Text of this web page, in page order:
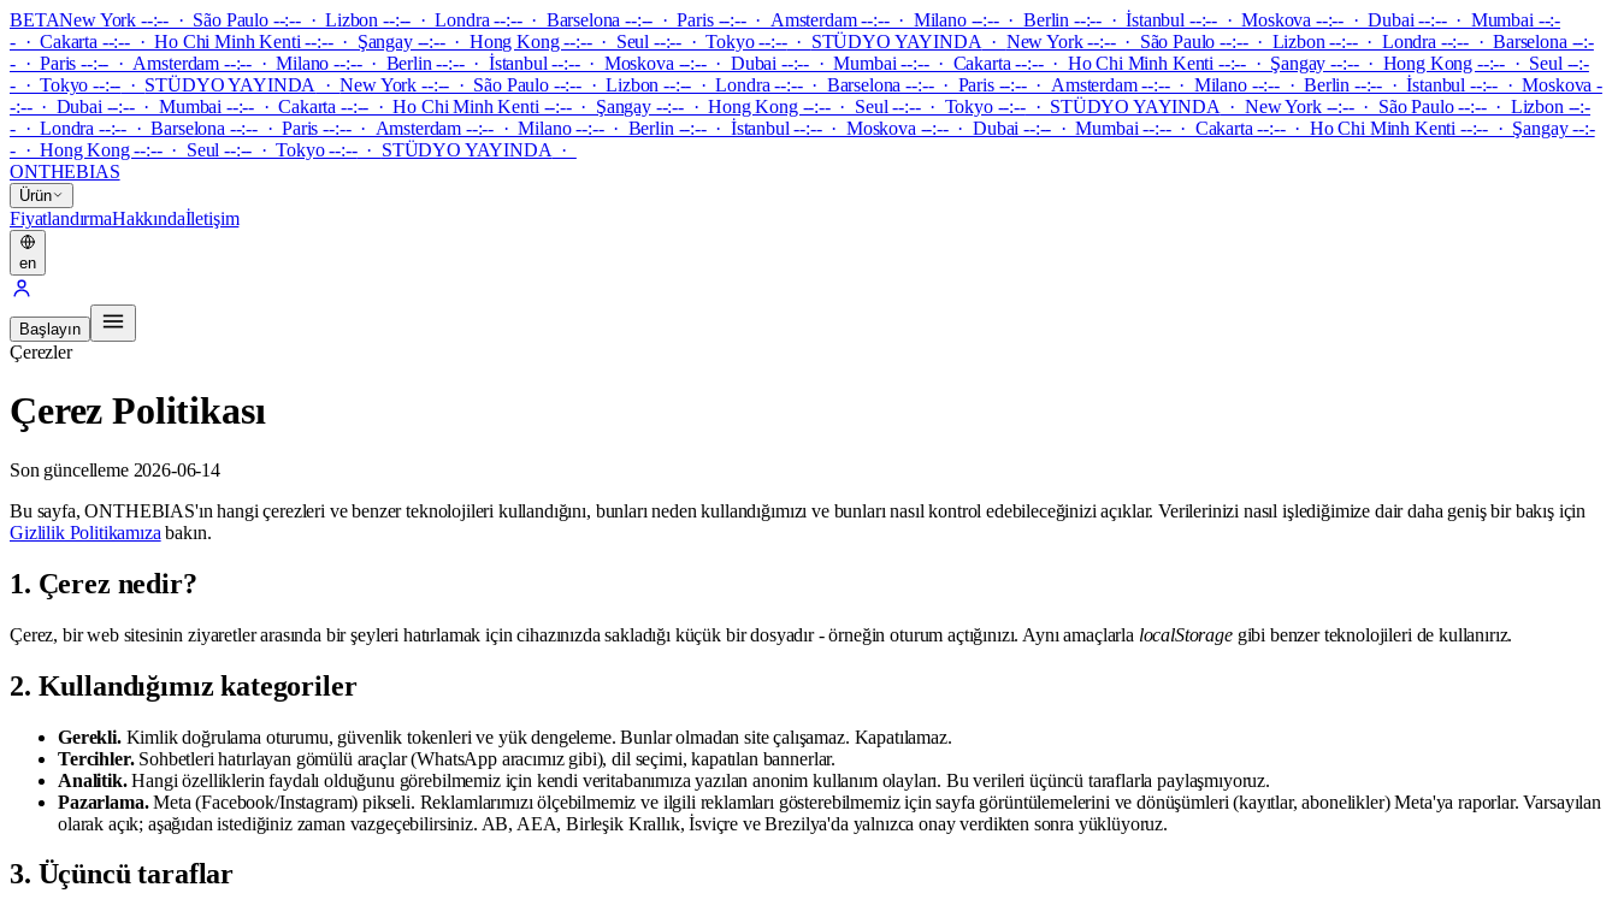
BETANew York --:-- · São Paulo --:-- · Lizbon --:-- · Londra --:-- · Barselona --:-- · Paris --:-- · Amsterdam --:-- · Milano --:-- · Berlin --:-- · İstanbul --:-- · Moskova --:-- · Dubai --:-- · Mumbai --:-
- · Cakarta --:-- · Ho Chi Minh Kenti --:-- · Şangay --:-- · Hong Kong --:-- · Seul --:-- · Tokyo --:--· STÜDYO YAYINDA · New York --:-- · São Paulo --:-- · Lizbon --:-- · Londra --:-- · Barselona --:-
- · Paris --:-- · Amsterdam --:-- · Milano --:-- · Berlin --:-- · İstanbul --:-- · Moskova --:-- · Dubai --:-- · Mumbai --:-- · Cakarta --:-- · Ho Chi Minh Kenti --:-- · Şangay --:-- · Hong Kong --:-- · Seul --:-
- · Tokyo --:-- · STÜDYO YAYINDA ·New York --:-- · São Paulo --:-- · Lizbon --:-- · Londra --:-- · Barselona --:-- · Paris --:-- · Amsterdam --:-- · Milano --:-- · Berlin --:-- · İstanbul --:-- · Moskova -
-:-- · Dubai --:-- · Mumbai --:-- · Cakarta --:-- · Ho Chi Minh Kenti --:-- · Şangay --:-- · Hong Kong --:-- · Seul --:-- · Tokyo --:--· STÜDYO YAYINDA ·New York --:-- · São Paulo --:-- · Lizbon --:-
- · Londra --:-- · Barselona --:-- · Paris --:-- · Amsterdam --:-- · Milano --:-- · Berlin --:-- · İstanbul --:-- · Moskova --:-- · Dubai --:-- · Mumbai --:-- · Cakarta --:-- · Ho Chi Minh Kenti --:-- · Şangay --:-
- · Hong Kong --:-- · Seul --:-- · Tokyo --:--· STÜDYO YAYINDA ·
ONTHEBIAS
Ürün
FiyatlandırmaHakkındaİletişim
en
Başlayın
Çerezler
Çerez Politikası
Son güncelleme 2026-06-14
Bu sayfa, ONTHEBIAS'ın hangi çerezleri ve benzer teknolojileri kullandığını, bunları neden kullandığımızı ve bunları nasıl kontrol edebileceğinizi açıklar. Verilerinizi nasıl işlediğimize dair daha geniş bir bakış için
Gizlilik Politikamıza bakın.
1. Çerez nedir?
Çerez, bir web sitesinin ziyaretler arasında bir şeyleri hatırlamak için cihazınızda sakladığı küçük bir dosyadır - örneğin oturum açtığınızı. Aynı amaçlarla localStoragegibi benzer teknolojileri de kullanırız.
2. Kullandığımız kategoriler
Gerekli.Kimlik doğrulama oturumu, güvenlik tokenleri ve yük dengeleme. Bunlar olmadan site çalışamaz. Kapatılamaz.
Tercihler.Sohbetleri hatırlayan gömülü araçlar (WhatsApp aracımız gibi), dil seçimi, kapatılan bannerlar.
Analitik.Hangi özelliklerin faydalı olduğunu görebilmemiz için kendi veritabanımıza yazılan anonim kullanım olayları. Bu verileri üçüncü taraflarla paylaşmıyoruz.
Pazarlama.Meta (Facebook/Instagram) pikseli. Reklamlarımızı ölçebilmemiz ve ilgili reklamları gösterebilmemiz için sayfa görüntülemelerini ve dönüşümleri (kayıtlar, abonelikler) Meta'ya raporlar. Varsayılan
olarak açık; aşağıdan istediğiniz zaman vazgeçebilirsiniz. AB, AEA, Birleşik Krallık, İsviçre ve Brezilya'da yalnızca onay verdikten sonra yüklüyoruz.
3. Üçüncü taraflar